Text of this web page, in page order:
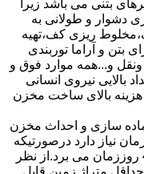
بتنی می باشد زیرا
دشوار و طولانی به
ریزی کف،تهیه
بتن و آراما توربندی
و...همه موارد فوق و
بالایی نیروی انسانی
هزینه بالای ساخت مخزن
سازی و احداث مخزن
شرایط حداقل به 25 روز زمان نیاز دارد درصورتیکه
اجرای کامل مخزن پیش ساخته حداکثر 4 روززمان می برد.از نظر